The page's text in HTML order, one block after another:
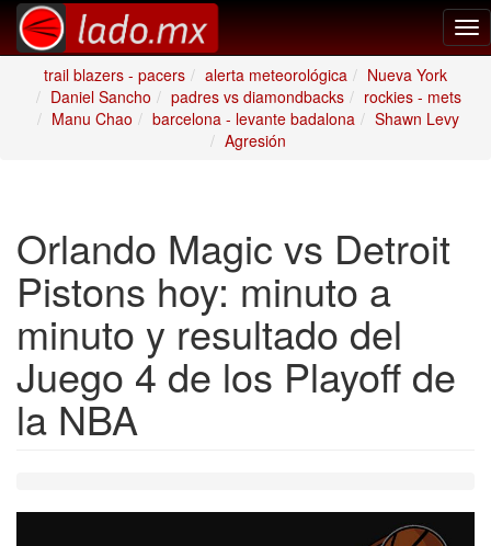
trail blazers - pacers
alerta meteorológica
Nueva York
Daniel Sancho
padres vs diamondbacks
rockies - mets
Manu Chao
barcelona - levante badalona
Shawn Levy
Agresión
Orlando Magic vs Detroit
Pistons hoy: minuto a
minuto y resultado del
Juego 4 de los Playoff de
la NBA